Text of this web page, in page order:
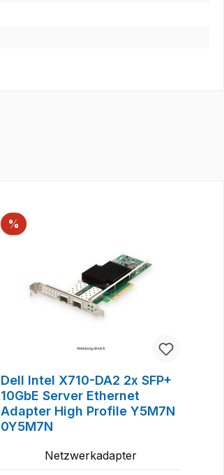
% Rabatt
Dell Intel X710-DA2 2x SFP+
10GbE Server Ethernet
Adapter High Profile Y5M7N
0Y5M7N
Netzwerkadapter